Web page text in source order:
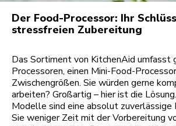
Der Food-Processor: Ihr
stressfreien Zubereitung
Das Sortiment von KitchenAid umfasst
Processoren, einen Mini-Food-
Zwischengrößen. Sie würden gerne
arbeiten? Großartig – hier ist die
Modelle sind eine absolut zuverlässige
Sie weniger Zeit mit der Vorbereitung